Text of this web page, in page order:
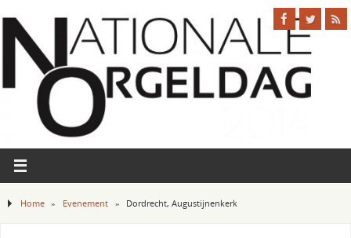
Home » Evenement » Dordrecht, Augustijnenkerk